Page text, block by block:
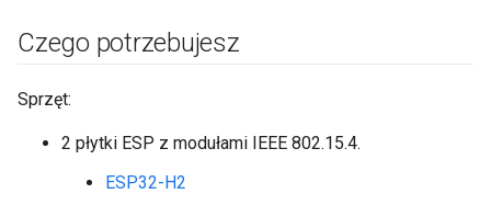
Czego potrzebujesz
Sprzęt:
2 płytki ESP z modułami IEEE 802.15.4.
ESP32-H2